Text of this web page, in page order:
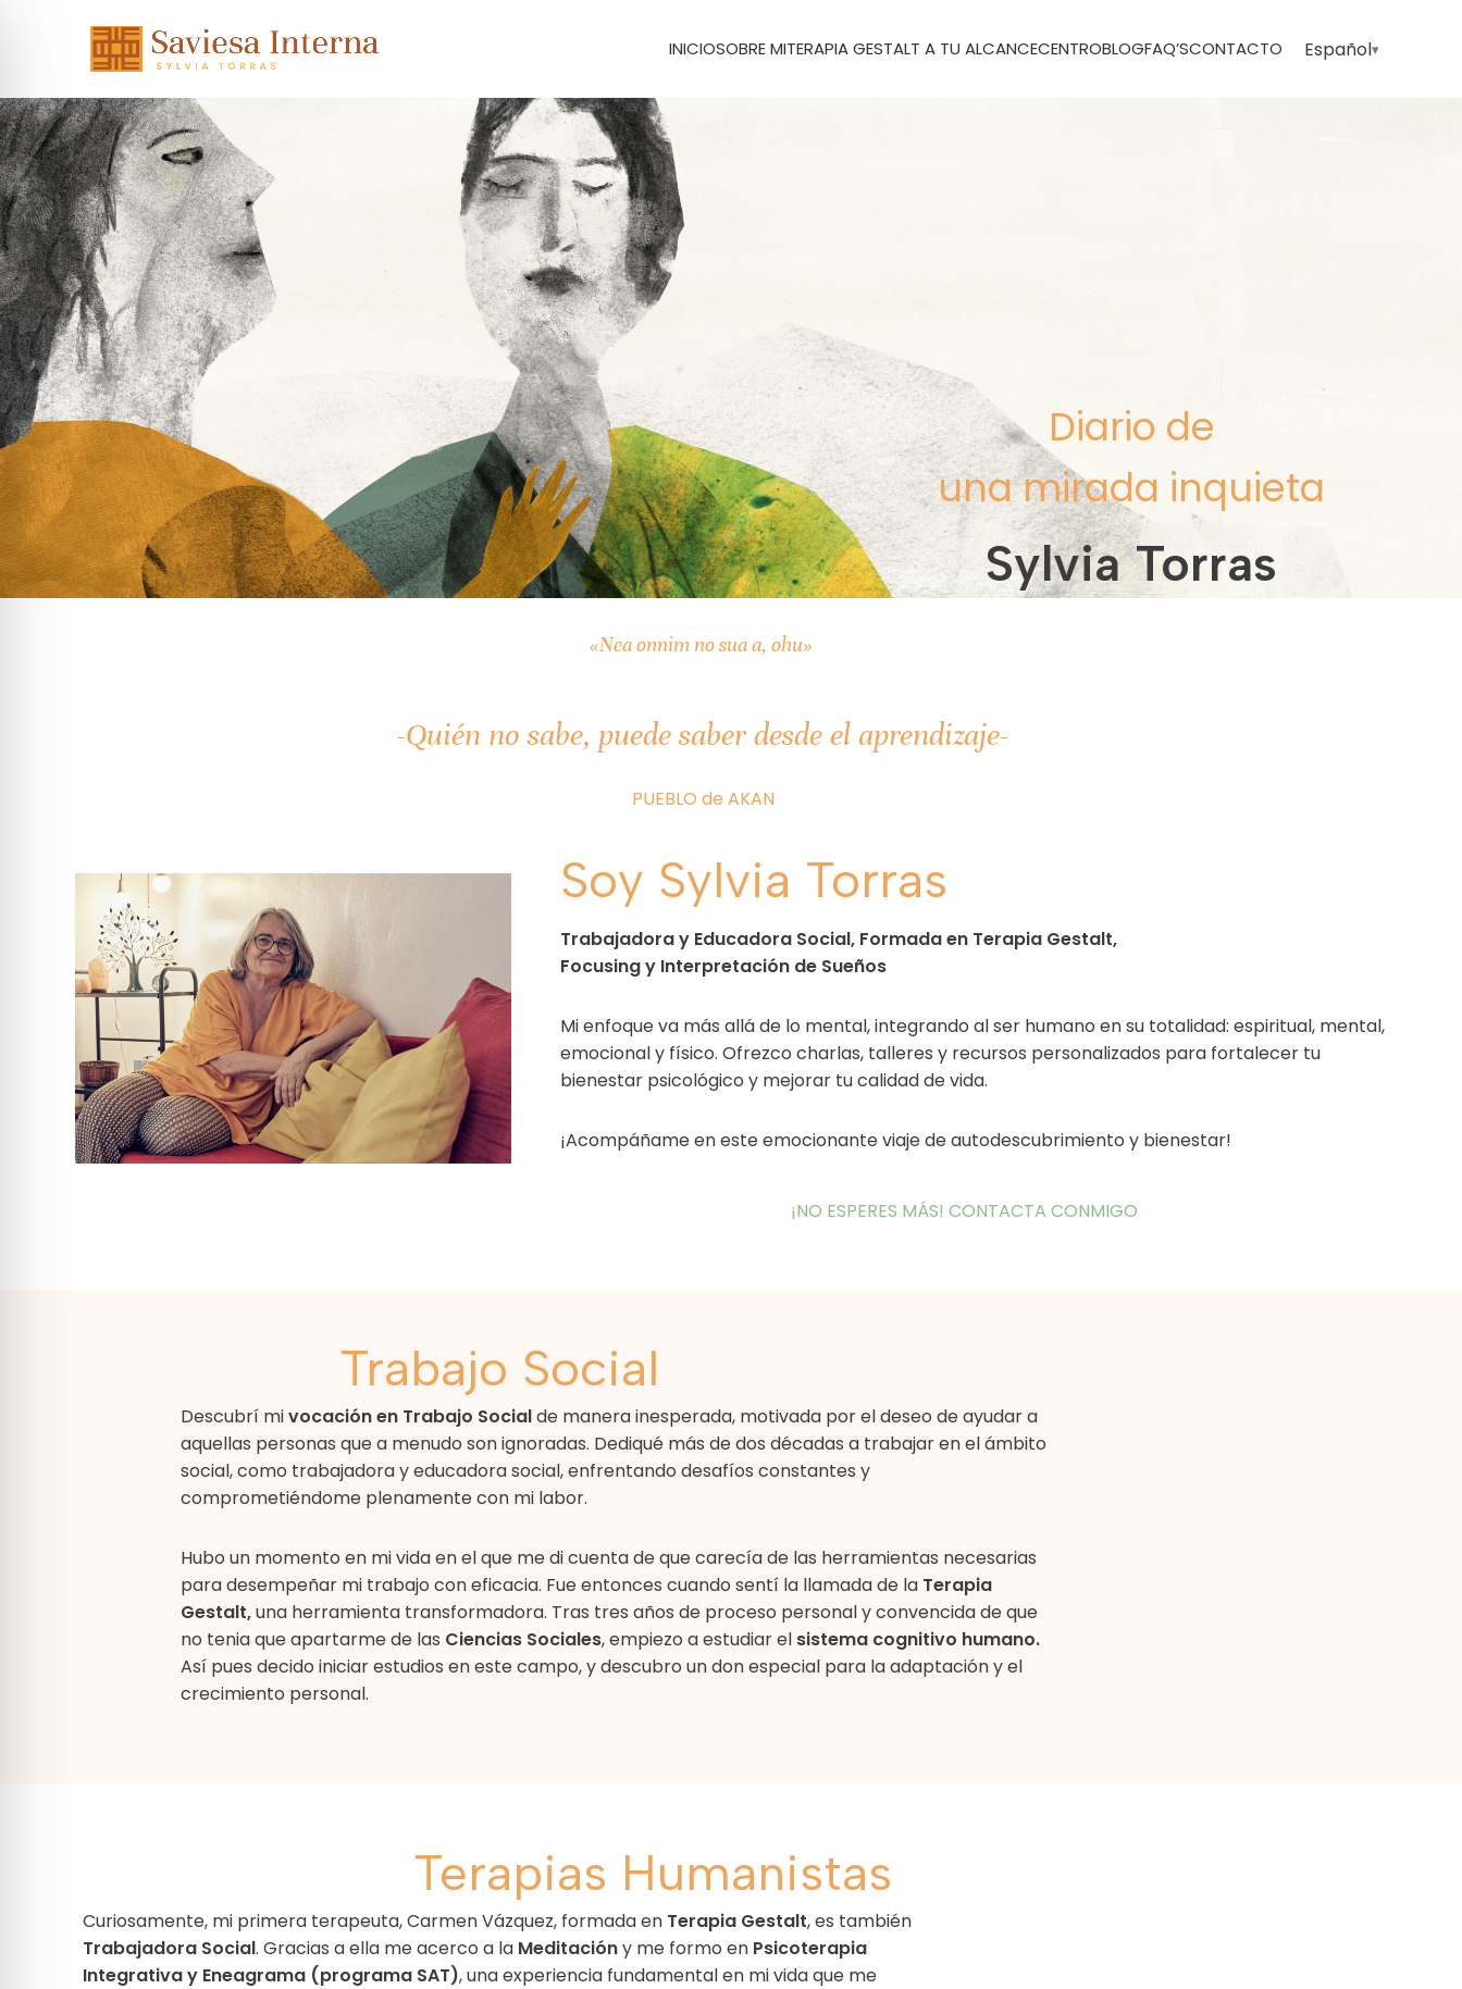
INICIOSOBRE MITERAPIA GESTALT A TU ALCANCECENTROBLOGFAQ’SCONTACTO Español
Diario de
una mirada inquieta
Sylvia Torras
«Nea onnim no sua a, ohu»
-Quién no sabe, puede saber desde el aprendizaje-
PUEBLO de AKAN
Soy Sylvia Torras
Trabajadoray EducadoraSocial, Formada en Terapia Gestalt,
Focusing y Interpretación de Sueños
Mi enfoque va más allá de lo mental, integrando al ser humano en su totalidad: espiritual, mental,
emocional y físico. Ofrezco charlas, talleres y recursos personalizados para fortalecer tu
bienestar psicológico y mejorar tu calidad de vida.
¡Acompáñame en este emocionante viaje de autodescubrimiento y bienestar!
¡NO ESPERES MÁS! CONTACTA CONMIGO
Trabajo Social
Descubrí mivocación en Trabajo Socialde manera inesperada, motivada por el deseo de ayudar a
aquellas personas que a menudo son ignoradas. Dediqué más de dos décadas a trabajar en el ámbito
social, como trabajadora y educadora social, enfrentando desafíos constantes y
comprometiéndome plenamente con mi labor.
Hubo un momento en mi vida en el que me di cuenta de que carecía de las herramientas necesarias
para desempeñar mi trabajo con eficacia. Fue entonces cuando sentí la llamada de la Terapia
Gestalt,una herramienta transformadora. Tras tres años de proceso personal y convencida de que
no tenia que apartarme de las Ciencias Sociales, empiezo a estudiar el sistema cognitivo humano.
Así pues decido iniciar estudios en este campo, y descubro un don especial para la adaptación y el
crecimiento personal.
Terapias Humanistas
Curiosamente, mi primera terapeuta, Carmen Vázquez, formada en Terapia Gestalt,es también
Trabajadora Social. Gracias a ella me acerco a la Meditacióny me formo en Psicoterapia
Integrativa y Eneagrama (programa SAT), una experiencia fundamental en mi vida que me